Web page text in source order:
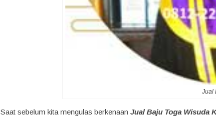
Jual
Saat sebelum kita mengulas berkenaanJual Baju Toga Wisuda